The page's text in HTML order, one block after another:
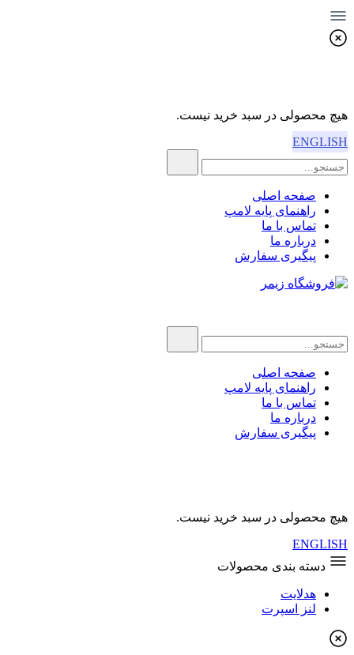
هیچ محصولی در سبد خرید نیست.
ENGLISH
صفحه اصلی
راهنمای پایه لامپ
تماس با ما
درباره ما
پیگیری سفارش
صفحه اصلی
راهنمای پایه لامپ
تماس با ما
درباره ما
پیگیری سفارش
هیچ محصولی در سبد خرید نیست.
ENGLISH
دسته بندی محصولات
هدلایت
لنز اسپرت